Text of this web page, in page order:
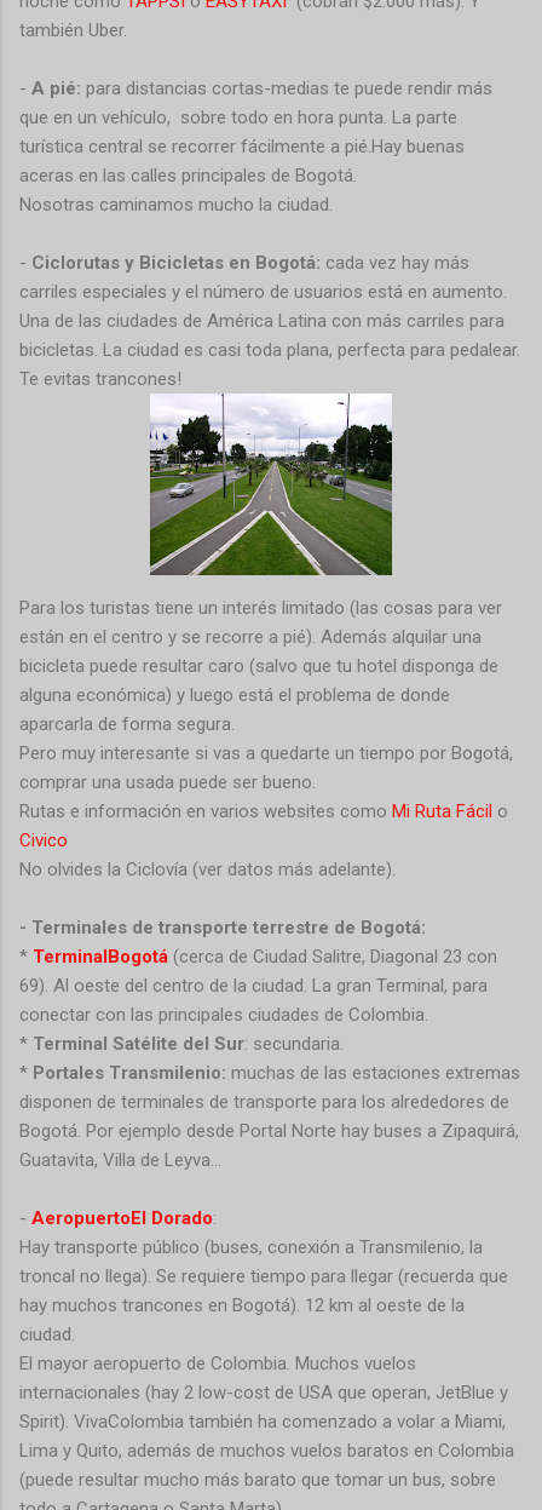
también Uber.
- A pié: para distancias cortas-medias te puede rendir más
que en un vehículo, sobre todo en hora punta. La parte
turística central se recorrer fácilmente a pié.Hay buenas
aceras en las calles principales de Bogotá.
Nosotras caminamos mucho la ciudad.
- Ciclorutas y Bicicletas en Bogotá: cada vez hay más
carriles especiales y el número de usuarios está en aumento.
Una de las ciudades de América Latina con más carriles para
bicicletas. La ciudad es casi toda plana, perfecta para pedalear.
Te evitas trancones!
Para los turistas tiene un interés limitado (las cosas para ver
están en el centro y se recorre a pié). Además alquilar una
bicicleta puede resultar caro (salvo que tu hotel disponga de
alguna económica) y luego está el problema de donde
aparcarla de forma segura.
Pero muy interesante si vas a quedarte un tiempo por Bogotá,
comprar una usada puede ser bueno.
Rutas e información en varios websites como Mi Ruta Fácil o
Civico
No olvides la Ciclovía (ver datos más adelante).
- Terminales de transporte terrestre de Bogotá:
* TerminalBogotá (cerca de Ciudad Salitre, Diagonal 23 con
69). Al oeste del centro de la ciudad. La gran Terminal, para
conectar con las principales ciudades de Colombia.
* Terminal Satélite del Sur: secundaria.
* Portales Transmilenio: muchas de las estaciones extremas
disponen de terminales de transporte para los alrededores de
Bogotá. Por ejemplo desde Portal Norte hay buses a Zipaquirá,
Guatavita, Villa de Leyva…
- AeropuertoEl Dorado:
Hay transporte público (buses, conexión a Transmilenio, la
troncal no llega). Se requiere tiempo para llegar (recuerda que
hay muchos trancones en Bogotá). 12 km al oeste de la
ciudad.
El mayor aeropuerto de Colombia. Muchos vuelos
internacionales (hay 2 low-cost de USA que operan, JetBlue y
Spirit). VivaColombia también ha comenzado a volar a Miami,
Lima y Quito, además de muchos vuelos baratos en Colombia
(puede resultar mucho más barato que tomar un bus, sobre